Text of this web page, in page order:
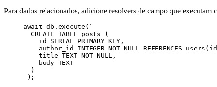
Para dados relacionados, adicione resolvers de campo que executam
await db . execute ( `
CREATE TABLE posts (
id SERIAL PRIMARY KEY,
author_id INTEGER NOT NULL REFERENCES
title TEXT NOT NULL,
body TEXT
)
` );